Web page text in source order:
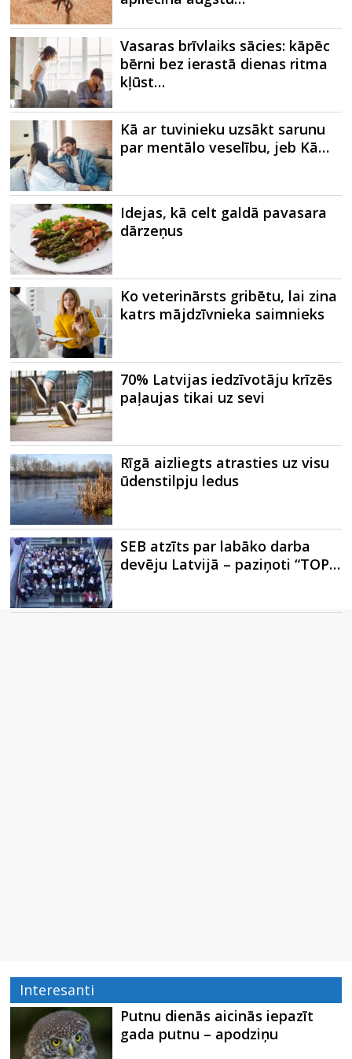
Vasaras brīvlaiks sācies: kāpēc
bērni bez ierastā dienas ritma
kļūst…
Kā ar tuvinieku uzsākt sarunu
par mentālo veselību, jeb Kā…
Idejas, kā celt galdā pavasara
dārzeņus
Ko veterinārsts gribētu, lai zina
katrs mājdzīvnieka saimnieks
70% Latvijas iedzīvotāju krīzēs
paļaujas tikai uz sevi
Rīgā aizliegts atrasties uz visu
ūdenstilpju ledus
SEB atzīts par labāko darba
devēju Latvijā – paziņoti “TOP…
Interesanti
Putnu dienās aicinās iepazīt
gada putnu – apodziņu